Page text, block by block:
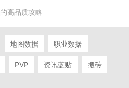
高品质攻略
地图数据 职业数据
PVP 资讯蓝贴 搬砖